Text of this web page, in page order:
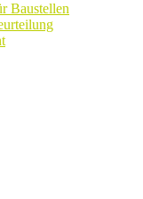
Baustellen